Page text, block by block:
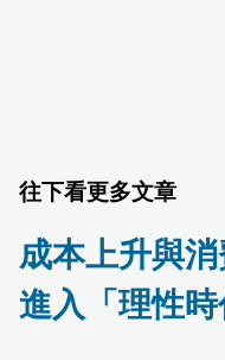
往下看更多文章
成本上升與
進入「理性時